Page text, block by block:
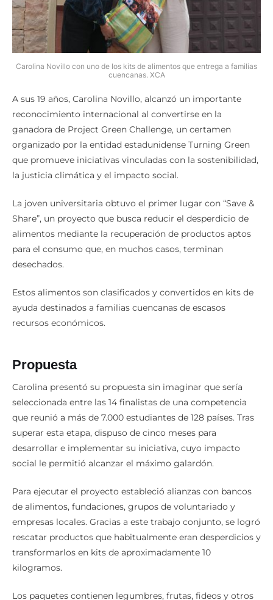
Carolina Novillo con uno de los kits de alimentos que entrega a familias
cuencanas. XCA
A sus 19 años, Carolina Novillo, alcanzó un importante
reconocimiento internacional al convertirse en la
ganadora de Project Green Challenge, un certamen
organizado por la entidad estadunidense Turning Green
que promueve iniciativas vinculadas con la sostenibilidad,
la justicia climática y el impacto social.
La joven universitaria obtuvo el primer lugar con “Save &
Share”, un proyecto que busca reducir el desperdicio de
alimentos mediante la recuperación de productos aptos
para el consumo que, en muchos casos, terminan
desechados.
Estos alimentos son clasificados y convertidos en kits de
ayuda destinados a familias cuencanas de escasos
recursos económicos.
Propuesta
Carolina presentó su propuesta sin imaginar que sería
seleccionada entre las 14 finalistas de una competencia
que reunió a más de 7.000 estudiantes de 128 países. Tras
superar esta etapa, dispuso de cinco meses para
desarrollar e implementar su iniciativa, cuyo impacto
social le permitió alcanzar el máximo galardón.
Para ejecutar el proyecto estableció alianzas con bancos
de alimentos, fundaciones, grupos de voluntariado y
empresas locales. Gracias a este trabajo conjunto, se logró
rescatar productos que habitualmente eran desperdicios y
transformarlos en kits de aproximadamente 10
kilogramos.
Los paquetes contienen legumbres, frutas, fideos y otros